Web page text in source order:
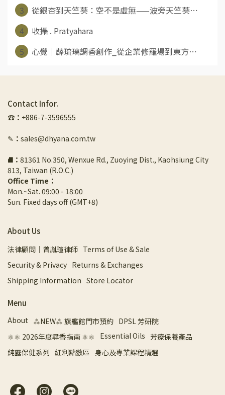
3
從銀杏到天竺葵：空不是虛無——波旁天竺葵⋯
4
收攝 . Pratyahara
5
心覺｜薜琉璃調香創作_從企業修羅場到東方⋯
Contact Infor.
☎︎ ： +886-7-3596555
✎ ： sales@dhyana.com.tw
⛘ ： 81361 No.350, Wenxue Rd., Zuoying Dist., Kaohsiung City
813, Taiwan (R.O.C.)
Office Time：
Mon.~Sat. 09:00 - 18:00
Sun. Fixed days off (GMT+8)
About Us
法律顧問｜曾胤瑄律師 Terms of Use & Sale
Security & Privacy Returns & Exchanges
Shipping Information Store Locator
Menu
About ⁂NEW⁂ 旗艦館門市預約 DPSL 芳研院
⚛︎⚛︎ 2026年度尋香指南 ⚛︎⚛︎
Essential Oils 芳療保養產品
純露保健系列 紅利點數區 身心及專業課程精選